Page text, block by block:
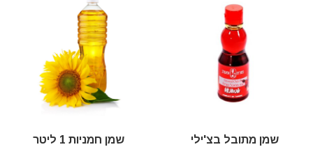
שמן מתובל בצ'ילי שמן חמניות 1 ליטר